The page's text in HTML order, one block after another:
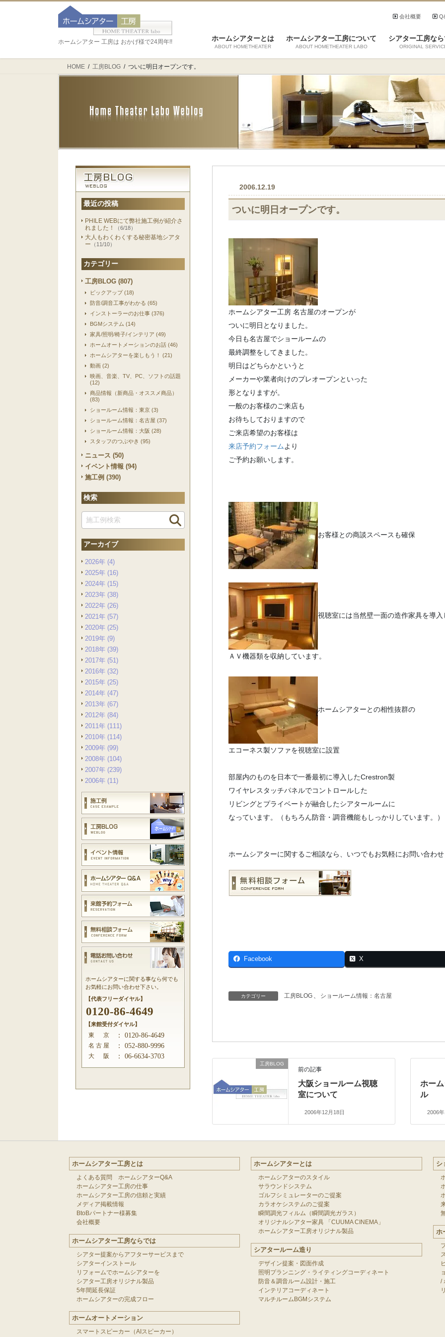
会社概要
ホームシアター 工房は おかげ様で24周年!! ホームシアターとは
ABOUT HOMETHEATER
ホームシアター工房について
ABOUT HOMETHEATER LABO
シアター工房な
ORIGINAL
HOME 工房BLOG ついに明日オープンです。
最近の投稿
PHILE WEBにて弊社施工例が紹介さ
れました！
（6/18）
大人もわくわくする秘密基地シアタ
ー （11/10）
カテゴリー
工房BLOG (807)
ピックアップ (18)
防音/調音工事がわかる (65)
インストーラーのお仕事 (376)
BGMシステム (14)
家具/照明/椅子/インテリア (49)
ホームオートメーションのお話 (46)
ホームシアターを楽しもう！ (21)
動画 (2)
映画、音楽、TV、PC、ソフトの話題
(12)
商品情報（新商品・オススメ商品）
(83)
ショールーム情報：東京 (3)
ショールーム情報：名古屋 (37)
ショールーム情報：大阪 (28)
スタッフのつぶやき (95)
ニュース (50)
イベント情報 (94)
施工例 (390)
検索
アーカイブ
2026年 (4)
2025年 (16)
2024年 (15)
2023年 (38)
2022年 (26)
2021年 (57)
2020年 (25)
2019年 (9)
2018年 (39)
2017年 (51)
2016年 (32)
2015年 (25)
2014年 (47)
2013年 (67)
2012年 (84)
2011年 (111)
2010年 (114)
2009年 (99)
2008年 (104)
2007年 (239)
2006年 (11)
ホームシアターに関する事なら何でも
お気軽にお問い合わせ下さい。
【代表フリーダイヤル】
0120-86-4649
【来館受付ダイヤル】
東 京 ： 0120-86-4649
名 古 屋 ： 052-880-9996
大 阪 ： 06-6634-3703
2006.12.19
ついに明日オープンです。
ホームシアター工房 名古屋のオープンが
ついに明日となりました。
今日も名古屋でショールームの
最終調整をしてきました。
明日はどちらかというと
メーカーや業者向けのプレオープンといった
形となりますが。
一般のお客様のご来店も
お待ちしておりますので
ご来店希望のお客様は
来店予約フォーム より
ご予約お願いします。
お客様との商談スペースも確保
視聴室には当然壁一面の造作家具を導入
ＡＶ機器類を収納しています。
ホームシアターとの相性抜群の
エコーネス製ソファを視聴室に設置
部屋内のものを日本で一番最初に導入したCrestron製
ワイヤレスタッチパネルでコントロールした
リビングとプライベートが融合したシアタールームに
なっています。（もちろん防音・調音機能もしっかりしています。）
ホームシアターに関するご相談なら、いつでもお気軽にお問い合わ
Facebook X
カテゴリー 工房BLOG 、 ショールーム情報：名古屋
工房BLOG
前の記事
大阪ショールーム視聴
室について
2006年12月18日
ホー
ル
2006
ホームシアター工房とは
よくある質問 ホームシアターQ&A
ホームシアター工房の仕事
ホームシアター工房の信頼と実績
メディア掲載情報
BtoBパートナー様募集
会社概要
ホームシアター工房ならでは
シアター提案からアフターサービスまで
シアターインストール
リフォームでホームシアターを
シアター工房オリジナル製品
5年間延長保証
ホームシアターの完成フロー
ホームオートメーション
スマートスピーカー（AIスピーカー）
ホームシアターとは
ホームシアターのスタイル
サラウンドシステム
ゴルフシミュレーターのご提案
カラオケシステムのご提案
瞬間調光フィルム（瞬間調光ガラス）
オリジナルシアター家具 「CUUMA CINEMA」
ホームシアター工房オリジナル製品
シアタールーム造り
デザイン提案・図面作成
照明プランニング・ライティングコーディネート
防音＆調音ルーム設計・施工
インテリアコーディネート
マルチルームBGMシステム
シ
ホ
/